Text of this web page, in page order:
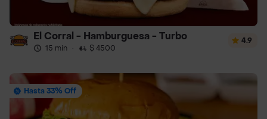
El Corral - Hamburguesa - Turbo
15 min · $ 4500
4.9
Hasta 33% Off